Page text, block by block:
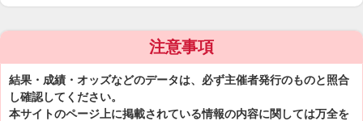
注意事項
結果・成績・オッズなどのデータは、必ず主催者発行のものと照合
し確認してください。
本サイトのページ上に掲載されている情報の内容に関しては万全を